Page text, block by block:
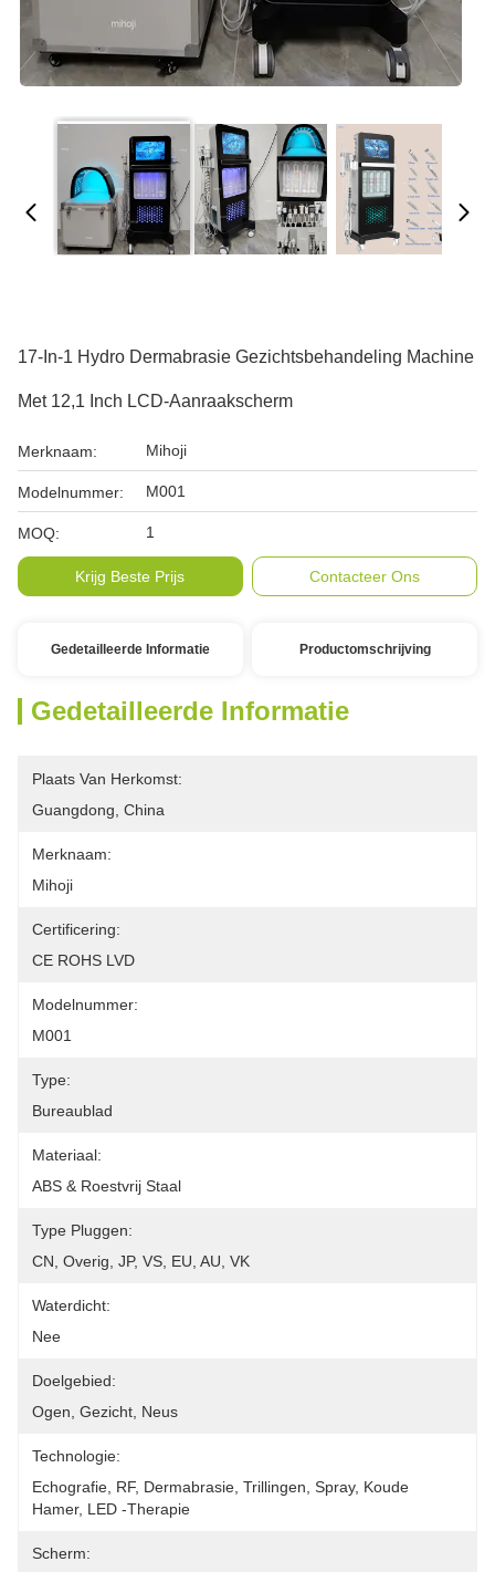
17-In-1 Hydro Dermabrasie Gezichtsbehandeling Machine
Met 12,1 Inch LCD-Aanraakscherm
Merknaam: Mihoji
Modelnummer: M001
MOQ: 1
Krijg Beste Prijs Contacteer Ons
Gedetailleerde Informatie Productomschrijving
Gedetailleerde Informatie
Plaats Van Herkomst:
Guangdong, China
Merknaam:
Mihoji
Certificering:
CE ROHS LVD
Modelnummer:
M001
Type:
Bureaublad
Materiaal:
ABS & Roestvrij Staal
Type Pluggen:
CN, Overig, JP, VS, EU, AU, VK
Waterdicht:
Nee
Doelgebied:
Ogen, Gezicht, Neus
Technologie:
Echografie, RF, Dermabrasie, Trillingen, Spray, Koude
Hamer, LED -therapie
Scherm: